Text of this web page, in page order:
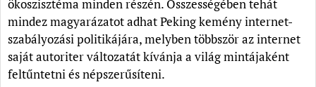
ökoszisztéma minden részén. Összességében tehát
mindez magyarázatot adhat Peking kemény internet-
szabályozási politikájára, melyben többször az internet
saját autoriter változatát kívánja a világ mintájaként
feltűntetni és népszerűsíteni.